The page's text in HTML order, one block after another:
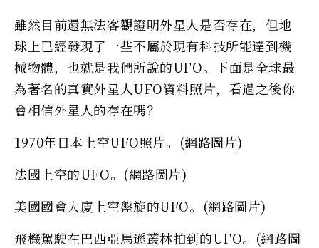
雖然目前還無法客觀證明外星人是否存在，但地
球上已經發現了一些不屬於現有科技所能達到機
械物體，也就是我們所說的UFO。下面是全球最
為著名的真實外星人UFO資料照片，看過之後你
會相信外星人的存在嗎？
1970年日本上空UFO照片。(網路圖片)
法國上空的UFO。(網路圖片)
美國國會大廈上空盤旋的UFO。(網路圖片)
飛機駕駛在巴西亞馬遜叢林拍到的UFO。(網路圖